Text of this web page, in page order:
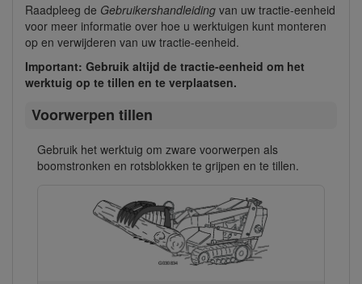
Raadpleeg de Gebruikershandleiding van uw tractie-eenheid
voor meer informatie over hoe u werktuigen kunt monteren
op en verwijderen van uw tractie-eenheid.
Important: Gebruik altijd de tractie-eenheid om het
werktuig op te tillen en te verplaatsen.
Voorwerpen tillen
Gebruik het werktuig om zware voorwerpen als
boomstronken en rotsblokken te grijpen en te tillen.